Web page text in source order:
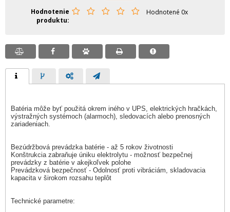
Hodnotenie
produktu
Hodnotené 0x
Batéria môže byť použitá okrem iného v UPS, elektrických hračkách,
výstražných systémoch (alarmoch), sledovacích alebo prenosných
zariadeniach.
Bezúdržbová prevádzka batérie - až 5 rokov životnosti
Konštrukcia zabraňuje úniku elektrolytu - možnosť bezpečnej
prevádzky z batérie v akejkoľvek polohe
Prevádzková bezpečnosť - Odolnosť proti vibráciám, skladovacia
kapacita v širokom rozsahu teplôt
Technické parametre: